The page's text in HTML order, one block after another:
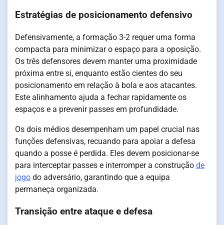
Estratégias de posicionamento defensivo
Defensivamente, a formação 3-2 requer uma forma
compacta para minimizar o espaço para a oposição.
Os três defensores devem manter uma proximidade
próxima entre si, enquanto estão cientes do seu
posicionamento em relação à bola e aos atacantes.
Este alinhamento ajuda a fechar rapidamente os
espaços e a prevenir passes em profundidade.
Os dois médios desempenham um papel crucial nas
funções defensivas, recuando para apoiar a defesa
quando a posse é perdida. Eles devem posicionar-se
para interceptar passes e interromper a construção de
jogo do adversário, garantindo que a equipa
permaneça organizada.
Transição entre ataque e defesa